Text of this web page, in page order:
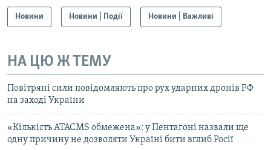
Новини Новини | Події Новини | Важливі
НА ЦЮ Ж ТЕМУ
Повітряні сили повідомляють про рух ударних дронів РФ
на заході України
«Кількість ATACMS обмежена»: у Пентагоні назвали ще
одну причину не дозволяти Україні бити вглиб Росії